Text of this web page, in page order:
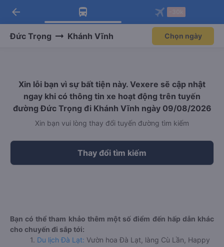
Tải app Vexere ngay!
Nhận ưu đãi thành viên độc
Mở app
Tải app Vexere
-30k/ghế khi đặt vé máy bay qua
Mở app
arrow_back
Đức Trọng Khánh Vĩnh Chọn ngày
Xin lỗi bạn vì sự bất tiện này. Vexere sẽ cập nhật
ngay khi có thông tin xe hoạt động trên tuyến
đường Đức Trọng đi Khánh Vĩnh ngày 09/08/2026
Xin bạn vui lòng thay đổi tuyến đường tìm kiếm
Thay đổi tìm kiếm
Bạn có thể tham khảo thêm một số điểm đến hấp dẫn khác
cho chuyến đi sắp tới:
1. Du lịch Đà Lạt: Vườn hoa Đà Lạt, làng Cù Lần, Happy